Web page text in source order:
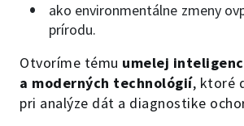
ako environmentálne zmeny
prírodu.
Otvoríme tému umelej
a moderných technológií, ktoré
pri analýze dát a diagnostike